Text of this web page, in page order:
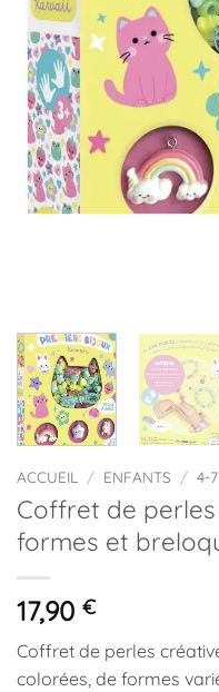
ACCUEIL / ENFANTS / 4-
Coffret de
formes et
17,90 €
Coffret de perles
colorées, de formes